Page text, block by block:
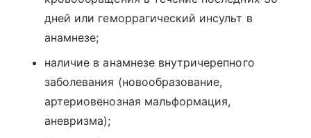
дней или геморрагический инсульт в
анамнезе;
наличие в анамнезе внутричерепного
заболевания (новообразование,
артериовенозная мальформация,
аневризма);